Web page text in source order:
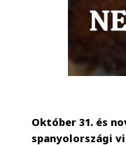
Október 31. és
spanyolországi